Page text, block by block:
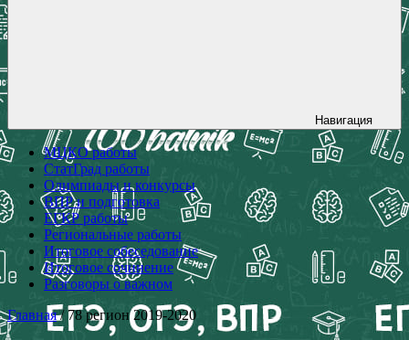
Навигация
МЦКО работы
СтатГрад работы
Олимпиады и конкурсы
ВПР и подготовка
ЕГКР работы
Региональные работы
Итоговое собеседование
Итоговое сочинение
Разговоры о важном
Главная/ 78 регион 2019-2020